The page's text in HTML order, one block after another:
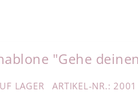
"Gehe
LAGER
ARTIKEL-NR.: 2001